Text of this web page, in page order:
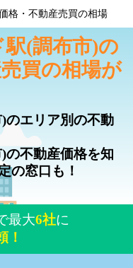
格・不動産売買の相場
(調布市)の
買の相場が
のエリア別の不動
の不動産価格を知
の窓口も！
最大6社に
！